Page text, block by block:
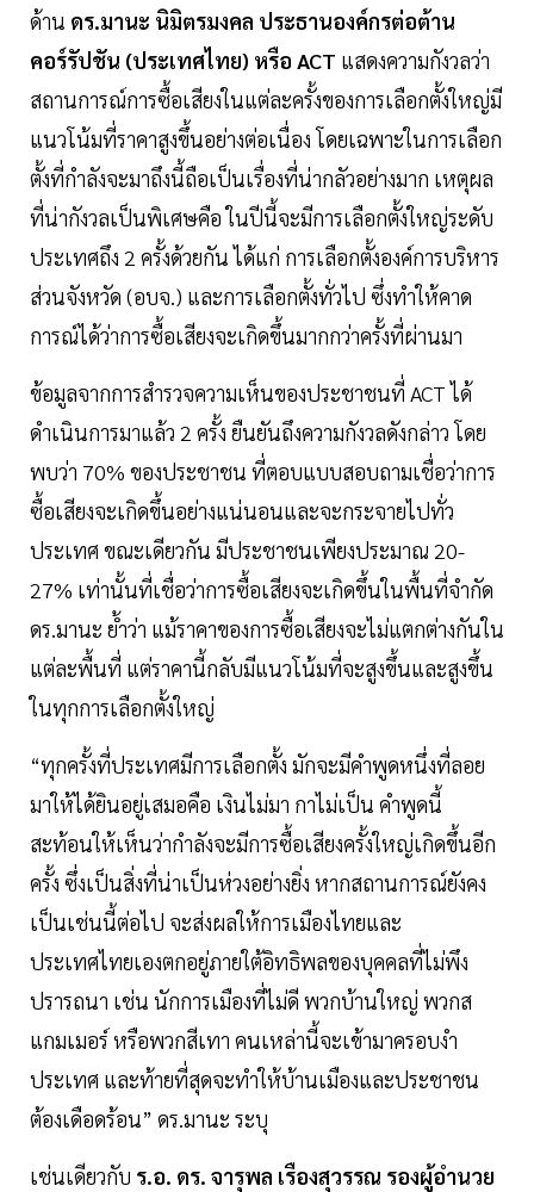
ด้าน ดร.มานะ นิมิตรมงคล ประธานองค์กรต่อต้าน
คอร์รัปชัน (ประเทศไทย) หรือ ACT แสดงความกังวลว่า
สถานการณ์การซื้อเสียงในแต่ละครั้งของการเลือกตั้งใหญ่มี
แนวโน้มที่ราคาสูงขึ้นอย่างต่อเนื่อง โดยเฉพาะในการเลือก
ตั้งที่กำลังจะมาถึงนี้ถือเป็นเรื่องที่น่ากลัวอย่างมาก เหตุผล
ที่น่ากังวลเป็นพิเศษคือ ในปีนี้จะมีการเลือกตั้งใหญ่ระดับ
ประเทศถึง 2 ครั้งด้วยกัน ได้แก่ การเลือกตั้งองค์การบริหาร
ส่วนจังหวัด (อบจ.) และการเลือกตั้งทั่วไป ซึ่งทำให้คาด
การณ์ได้ว่าการซื้อเสียงจะเกิดขึ้นมากกว่าครั้งที่ผ่านมา
ข้อมูลจากการสำรวจความเห็นของประชาชนที่ ACT ได้
ดำเนินการมาแล้ว 2 ครั้ง ยืนยันถึงความกังวลดังกล่าว โดย
พบว่า 70% ของประชาชน ที่ตอบแบบสอบถามเชื่อว่าการ
ซื้อเสียงจะเกิดขึ้นอย่างแน่นอนและจะกระจายไปทั่ว
ประเทศ ขณะเดียวกัน มีประชาชนเพียงประมาณ 20-
27% เท่านั้นที่เชื่อว่าการซื้อเสียงจะเกิดขึ้นในพื้นที่จำกัด
ดร.มานะ ย้ำว่า แม้ราคาของการซื้อเสียงจะไม่แตกต่างกันใน
แต่ละพื้นที่ แต่ราคานี้กลับมีแนวโน้มที่จะสูงขึ้นและสูงขึ้น
ในทุกการเลือกตั้งใหญ่
“ทุกครั้งที่ประเทศมีการเลือกตั้ง มักจะมีคำพูดหนึ่งที่ลอย
มาให้ได้ยินอยู่เสมอคือ เงินไม่มา กาไม่เป็น คำพูดนี้
สะท้อนให้เห็นว่ากำลังจะมีการซื้อเสียงครั้งใหญ่เกิดขึ้นอีก
ครั้ง ซึ่งเป็นสิ่งที่น่าเป็นห่วงอย่างยิ่ง หากสถานการณ์ยังคง
เป็นเช่นนี้ต่อไป จะส่งผลให้การเมืองไทยและ
ประเทศไทยเองตกอยู่ภายใต้อิทธิพลของบุคคลที่ไม่พึง
ปรารถนา เช่น นักการเมืองที่ไม่ดี พวกบ้านใหญ่ พวกส
แกมเมอร์ หรือพวกสีเทา คนเหล่านี้จะเข้ามาครอบงำ
ประเทศ และท้ายที่สุดจะทำให้บ้านเมืองและประชาชน
ต้องเดือดร้อน” ดร.มานะ ระบุ
เช่นเดียวกับ ร.อ. ดร. จารุพล เรืองสุวรรณ รองผู้อำนวย